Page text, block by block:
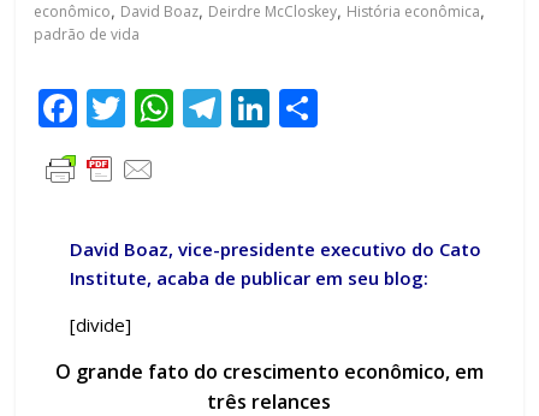
econômico, David Boaz, Deirdre McCloskey, História econômica,
padrão de vida
F
ac
e
o
o
k
T
w
itt
W
A
p
T
a
m
Li
dI
n
ar
til
ar
David Boaz, vice-presidente executivo do Cato
Institute, acaba de publicar em seu blog:
[divide]
O grande fato do crescimento econômico, em
três relances